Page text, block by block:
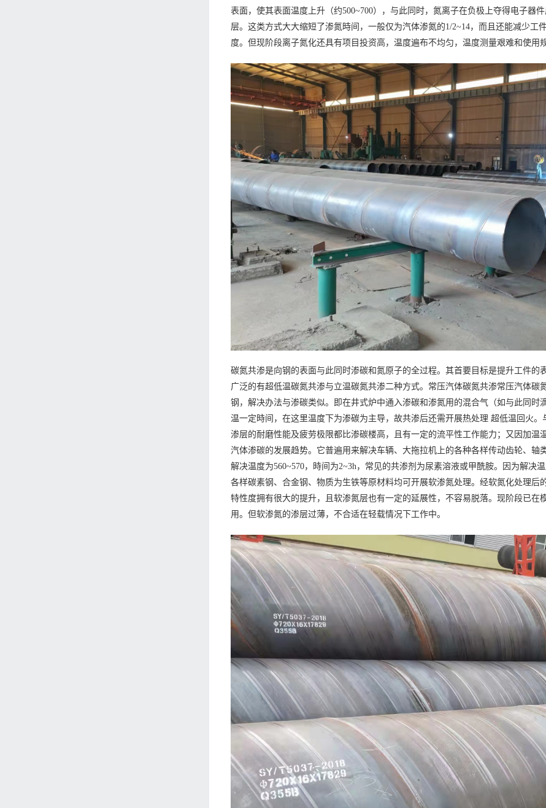
表面，使其表面温度上升（约500~700），与此同时，氮离子在负极上夺得电子器
层。这类方式大大缩短了渗氮時间，一般仅为汽体渗氮的1/2~14，而且还能减少工
度。但现阶段离子氮化还具有项目投资高，温度遍布不均匀，温度测量艰难和使用
碳氮共渗是向钢的表面与此同时渗碳和氮原子的全过程。其首要目标是提升工件
广泛的有超低温碳氮共渗与立温碳氮共渗二种方式。常压汽体碳氮共渗常压汽体
钢，解决办法与渗碳类似。即在井式炉中通入渗碳和渗氮用的混合气（如与此同时
温一定時间，在这里温度下为渗碳为主导，故共渗后还需开展热处理 超低温回火
渗层的耐磨性能及疲劳极限都比渗碳楼高，且有一定的流平性工作能力；又因加
汽体渗碳的发展趋势。它普遍用来解决车辆、大拖拉机上的各种各样传动齿轮、轴
解决温度为560~570，時间为2~3h，常见的共渗剂为尿素溶液或甲酰胺。因为解决
各样碳素钢、合金钢、物质为生铁等原材料均可开展软渗氮处理。经软氮化处理
特性度拥有很大的提升，且软渗氮层也有一定的延展性，不容易脱落。现阶段已在
用。但软渗氮的渗层过薄，不合适在轻载情况下工作中。